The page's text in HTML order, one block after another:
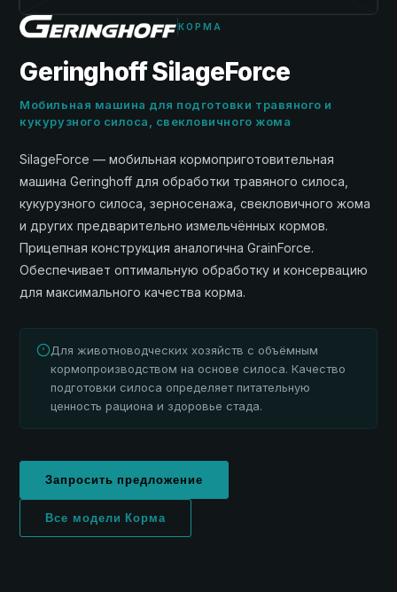
КОРМА
Geringhoff SilageForce
Мобильная машина для подготовки травяного и
кукурузного силоса, свекловичного жома
SilageForce — мобильная кормоприготовительная
машина Geringhoff для обработки травяного силоса,
кукурузного силоса, зерносенажа, свекловичного жома
и других предварительно измельчённых кормов.
Прицепная конструкция аналогична GrainForce.
Обеспечивает оптимальную обработку и консервацию
для максимального качества корма.
Для животноводческих хозяйств с объёмным
кормопроизводством на основе силоса. Качество
подготовки силоса определяет питательную
ценность рациона и здоровье стада.
Запросить предложение
Все модели Корма